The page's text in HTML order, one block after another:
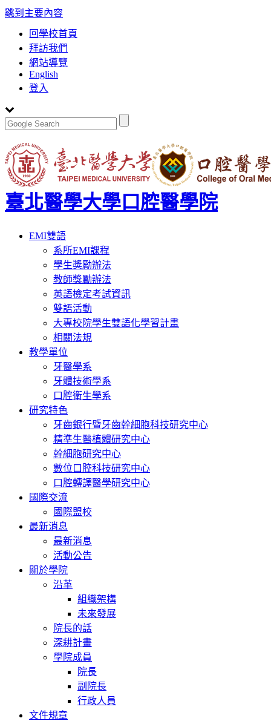
跳到主要內容
:::
回學校首頁
拜訪我們
網站導覽
English
登入
臺北醫學大學口腔醫學院
Toggle
navigation
EMI雙語
系所EMI課程
學生獎勵辦法
教師獎勵辦法
英語檢定考試資訊
雙語活動
大專校院學生雙語化學習計畫
相關法規
教學單位
牙醫學系
牙體技術學系
口腔衛生學系
研究特色
牙齒銀行暨牙齒幹細胞科技研究中心
精準生醫植體研究中心
幹細胞研究中心
數位口腔科技研究中心
口腔轉譯醫學研究中心
國際交流
國際盟校
最新消息
最新消息
活動公告
關於學院
沿革
組織架構
未來發展
院長的話
深耕計畫
學院成員
院長
副院長
行政人員
文件規章